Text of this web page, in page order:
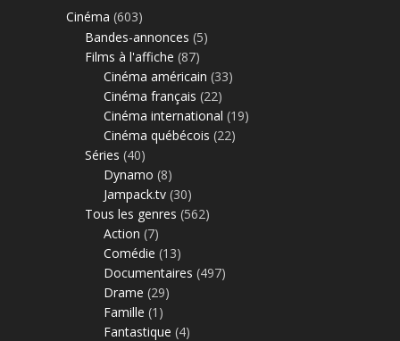
Cinéma (603)
Bandes-annonces (5)
Films à l'affiche (87)
Cinéma américain (33)
Cinéma français (22)
Cinéma international (19)
Cinéma québécois (22)
Séries (40)
Dynamo (8)
Jampack.tv (30)
Tous les genres (562)
Action (7)
Comédie (13)
Documentaires (497)
Drame (29)
Famille (1)
Fantastique (4)